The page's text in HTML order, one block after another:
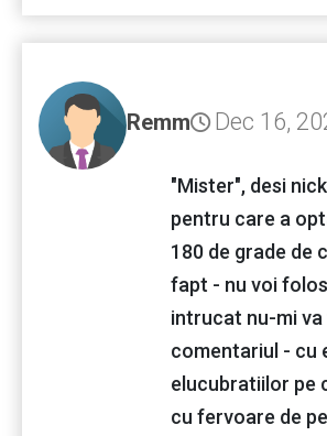
Remm Dec 16,
"Mister", desi
pentru care a
180 de grade de
fapt - nu voi
intrucat nu-mi
comentariul - cu
elucubratiilor pe
cu fervoare de